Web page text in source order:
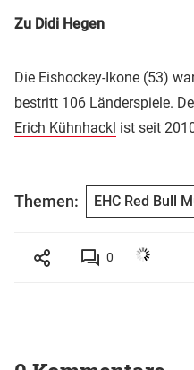
Zu Didi Hegen
Die Eishockey-Ikone (53)
bestritt 106 Länderspiele.
Erich Kühnhackl ist seit
Themen: EHC Red Bull
0